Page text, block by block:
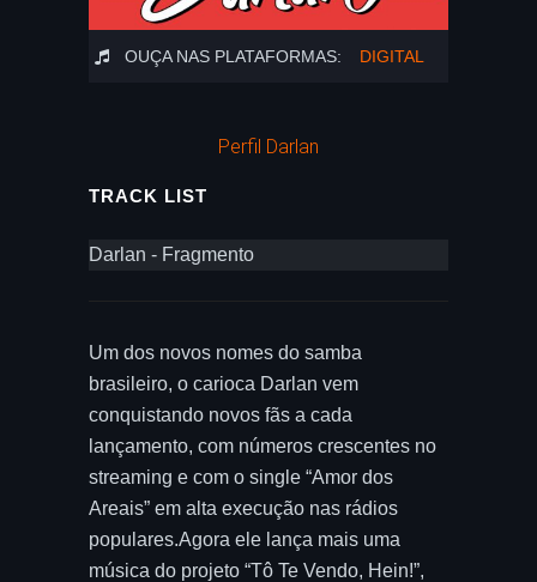
OUÇA NAS PLATAFORMAS: DIGITAL
Perfil Darlan
TRACK LIST
Darlan - Fragmento
Um dos novos nomes do samba
brasileiro, o carioca Darlan vem
conquistando novos fãs a cada
lançamento, com números crescentes no
streaming e com o single “Amor dos
Areais” em alta execução nas rádios
populares.Agora ele lança mais uma
música do projeto “Tô Te Vendo, Hein!”,